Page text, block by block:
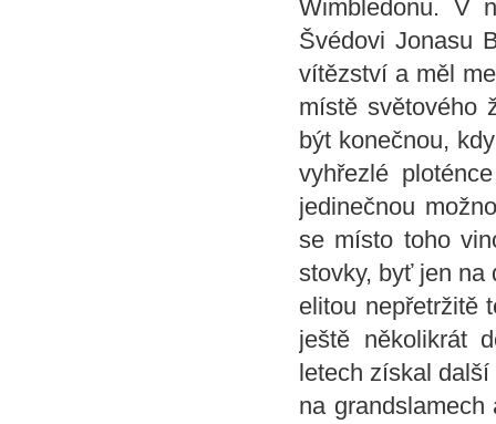
Wimbledonu. V
Švédovi Jonasu
vítězství a měl
místě světového
být konečnou,
vyhřezlé
jedinečnou
se místo toho
stovky, byť jen na
elitou nepřetržitě
ještě několikrát
letech získal
na